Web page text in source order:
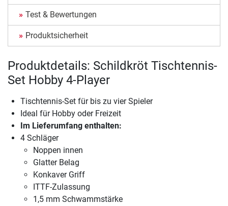
Test & Bewertungen
Produktsicherheit
Produktdetails: Schildkröt Tischtennis-
Set Hobby 4-Player
Tischtennis-Set für bis zu vier Spieler
Ideal für Hobby oder Freizeit
Im Lieferumfang enthalten:
4 Schläger
Noppen innen
Glatter Belag
Konkaver Griff
ITTF-Zulassung
1,5 mm Schwammstärke